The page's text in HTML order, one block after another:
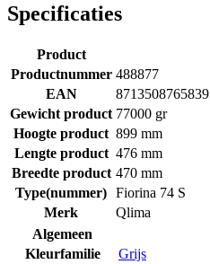
Specificaties
Product
Productnummer 488877
EAN
8713508765839
Gewicht product 77000 gr
Hoogte product 899 mm
Lengte product 476 mm
Breedte product 470 mm
Type(nummer) Fiorina 74 S
Merk
Qlima
Algemeen
Kleurfamilie
Grijs